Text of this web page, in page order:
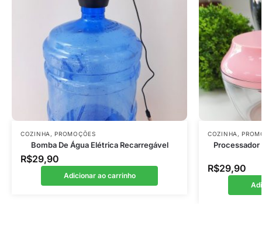
COZINHA , PROMOÇÕES
Bomba De Água Elétrica Recarregável
R$29,90
Adicionar ao carrinho
COZINHA ,
Processador
R$29,90